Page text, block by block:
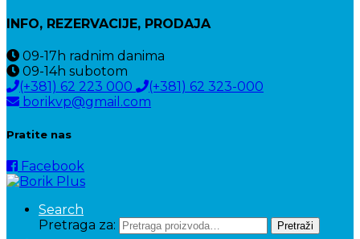
INFO, REZERVACIJE, PRODAJA
09-17h radnim danima
09-14h subotom
(+381) 62 223 000
(+381) 62 323-000
borikvp@gmail.com
Pratite nas
Facebook
Search
Pretraga za:
Pretraži